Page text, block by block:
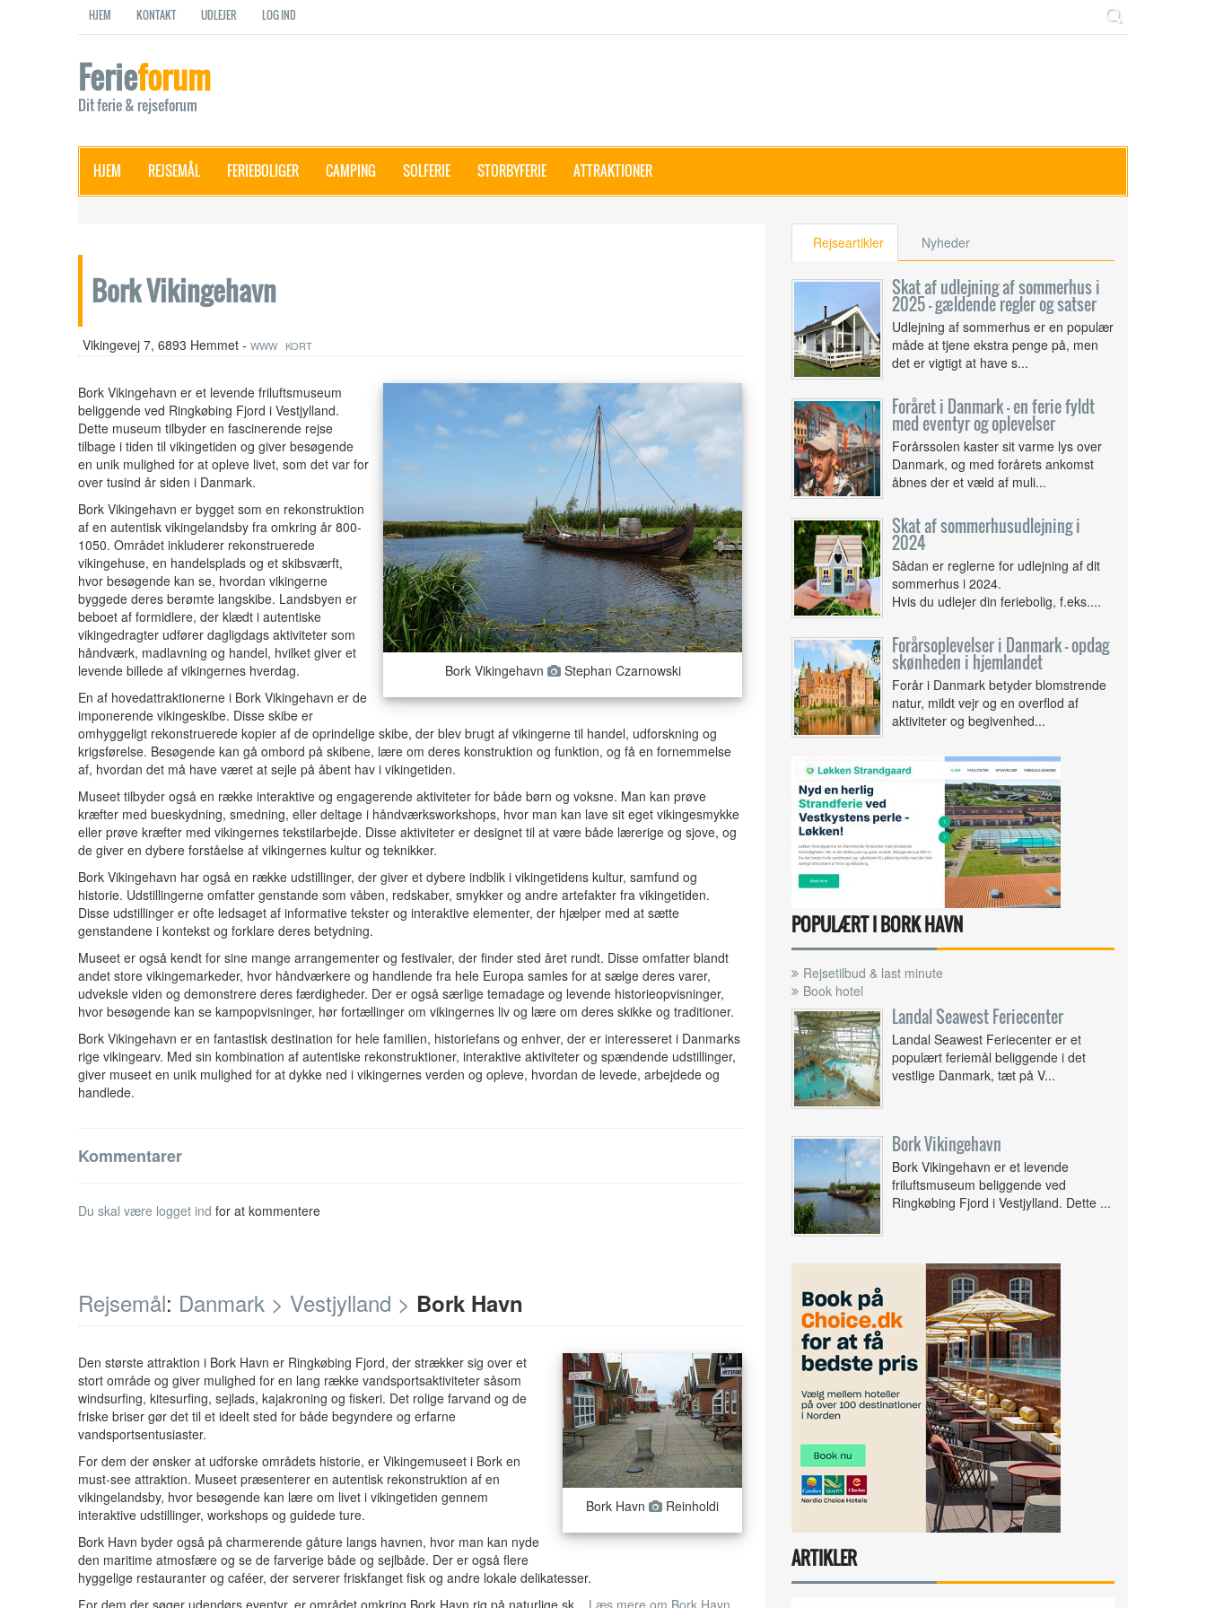
HJEM KONTAKT UDLEJER LOG IND
Ferieforum
Dit ferie & rejseforum
HJEM REJSEMÅL FERIEBOLIGER CAMPING SOLFERIE STORBYFERIE ATTRAKTIONER
Bork Vikingehavn
Vikingevej 7, 6893 Hemmet - WWW KORT
Bork Vikingehavn Stephan Czarnowski
Bork Vikingehavn er et levende friluftsmuseum
beliggende ved Ringkøbing Fjord i Vestjylland.
Dette museum tilbyder en fascinerende rejse
tilbage i tiden til vikingetiden og giver besøgende
en unik mulighed for at opleve livet, som det var for
over tusind år siden i Danmark.
Bork Vikingehavn er bygget som en rekonstruktion
af en autentisk vikingelandsby fra omkring år 800-
1050. Området inkluderer rekonstruerede
vikingehuse, en handelsplads og et skibsværft,
hvor besøgende kan se, hvordan vikingerne
byggede deres berømte langskibe. Landsbyen er
beboet af formidlere, der klædt i autentiske
vikingedragter udfører dagligdags aktiviteter som
håndværk, madlavning og handel, hvilket giver et
levende billede af vikingernes hverdag.
En af hovedattraktionerne i Bork Vikingehavn er de
imponerende vikingeskibe. Disse skibe er
omhyggeligt rekonstruerede kopier af de oprindelige skibe, der blev brugt af vikingerne til handel, udforskning og
krigsførelse. Besøgende kan gå ombord på skibene, lære om deres konstruktion og funktion, og få en fornemmelse
af, hvordan det må have været at sejle på åbent hav i vikingetiden.
Museet tilbyder også en række interaktive og engagerende aktiviteter for både børn og voksne. Man kan prøve
kræfter med bueskydning, smedning, eller deltage i håndværksworkshops, hvor man kan lave sit eget vikingesmykke
eller prøve kræfter med vikingernes tekstilarbejde. Disse aktiviteter er designet til at være både lærerige og sjove, og
de giver en dybere forståelse af vikingernes kultur og teknikker.
Bork Vikingehavn har også en række udstillinger, der giver et dybere indblik i vikingetidens kultur, samfund og
historie. Udstillingerne omfatter genstande som våben, redskaber, smykker og andre artefakter fra vikingetiden.
Disse udstillinger er ofte ledsaget af informative tekster og interaktive elementer, der hjælper med at sætte
genstandene i kontekst og forklare deres betydning.
Museet er også kendt for sine mange arrangementer og festivaler, der finder sted året rundt. Disse omfatter blandt
andet store vikingemarkeder, hvor håndværkere og handlende fra hele Europa samles for at sælge deres varer,
udveksle viden og demonstrere deres færdigheder. Der er også særlige temadage og levende historieopvisninger,
hvor besøgende kan se kampopvisninger, hør fortællinger om vikingernes liv og lære om deres skikke og traditioner.
Bork Vikingehavn er en fantastisk destination for hele familien, historiefans og enhver, der er interesseret i Danmarks
rige vikingearv. Med sin kombination af autentiske rekonstruktioner, interaktive aktiviteter og spændende udstillinger,
giver museet en unik mulighed for at dykke ned i vikingernes verden og opleve, hvordan de levede, arbejdede og
handlede.
Kommentarer
Du skal være logget ind for at kommentere
Rejsemål: Danmark > Vestjylland > Bork Havn
Bork Havn Reinholdi
Den største attraktion i Bork Havn er Ringkøbing Fjord, der strækker sig over et
stort område og giver mulighed for en lang række vandsportsaktiviteter såsom
windsurfing, kitesurfing, sejlads, kajakroning og fiskeri. Det rolige farvand og de
friske briser gør det til et ideelt sted for både begyndere og erfarne
vandsportsentusiaster.
For dem der ønsker at udforske områdets historie, er Vikingemuseet i Bork en
must-see attraktion. Museet præsenterer en autentisk rekonstruktion af en
vikingelandsby, hvor besøgende kan lære om livet i vikingetiden gennem
interaktive udstillinger, workshops og guidede ture.
Bork Havn byder også på charmerende gåture langs havnen, hvor man kan nyde
den maritime atmosfære og se de farverige både og sejlbåde. Der er også flere
hyggelige restauranter og caféer, der serverer friskfanget fisk og andre lokale delikatesser.
For dem der søger udendørs eventyr, er området omkring Bork Havn rig på naturlige sk ... Læs mere om Bork Havn
Rejseartikler Nyheder
Skat af udlejning af sommerhus i
2025 – gældende regler og satser
Udlejning af sommerhus er en populær
måde at tjene ekstra penge på, men
det er vigtigt at have s...
Foråret i Danmark - en ferie fyldt
med eventyr og oplevelser
Forårssolen kaster sit varme lys over
Danmark, og med forårets ankomst
åbnes der et væld af muli...
Skat af sommerhusudlejning i
2024
Sådan er reglerne for udlejning af dit
sommerhus i 2024.
Hvis du udlejer din feriebolig, f.eks....
Forårsoplevelser i Danmark - opdag
skønheden i hjemlandet
Forår i Danmark betyder blomstrende
natur, mildt vejr og en overflod af
aktiviteter og begivenhed...
POPULÆRT I BORK HAVN
Rejsetilbud & last minute
Book hotel
Landal Seawest Feriecenter
Landal Seawest Feriecenter er et
populært feriemål beliggende i det
vestlige Danmark, tæt på V...
Bork Vikingehavn
Bork Vikingehavn er et levende
friluftsmuseum beliggende ved
Ringkøbing Fjord i Vestjylland. Dette ...
ARTIKLER